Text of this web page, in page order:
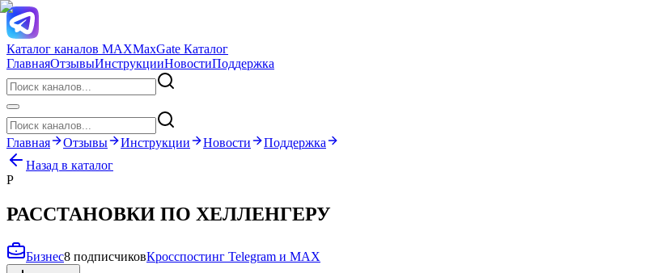
Каталог каналов MAXMaxGate Каталог
ГлавнаяОтзывыИнструкцииНовостиПоддержка
Главная Отзывы Инструкции Новости
Поддержка
Назад в каталог
Р
РАССТАНОВКИ ПО ХЕЛЛЕНГЕРУ
Бизнес8 подписчиковКросспостинг Telegram и MAX